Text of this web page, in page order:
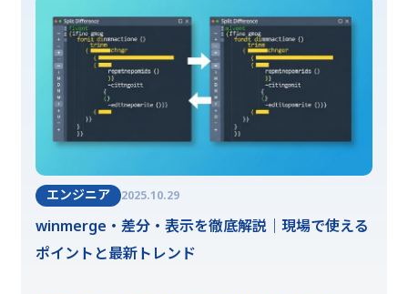
エンジニア 2025.10.29
winmerge・差分・表示を徹底解説｜現場で使える
ポイントと最新トレンド